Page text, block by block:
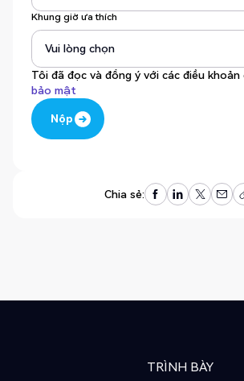
Khung giờ ưa thích
Tôi đã đọc và đồng ý với các điều
bảo mật
Nộp
Nộp
Chia sẻ:
TRÌNH BÀY